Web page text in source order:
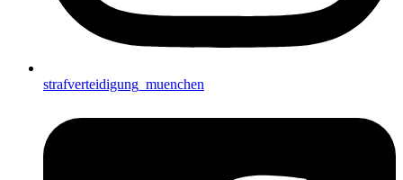
strafverteidigung_muenchen